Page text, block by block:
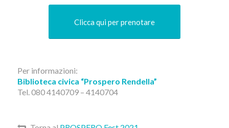
Clicca qui per prenotare
Per informazioni:
Biblioteca civica “Prospero Rendella”
Tel. 080 4140709 – 4140704